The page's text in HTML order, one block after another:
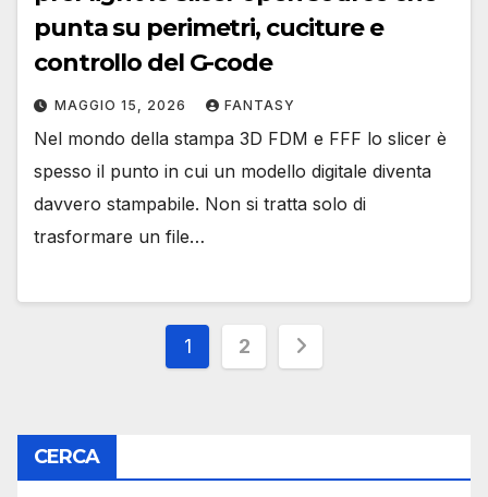
punta su perimetri, cuciture e
controllo del G-code
MAGGIO 15, 2026 FANTASY
Nel mondo della stampa 3D FDM e FFF lo slicer è
spesso il punto in cui un modello digitale diventa
davvero stampabile. Non si tratta solo di
trasformare un file…
Paginazione
1 2
CERCA